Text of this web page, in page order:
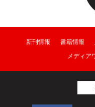
新刊情報 書籍情報
メディア